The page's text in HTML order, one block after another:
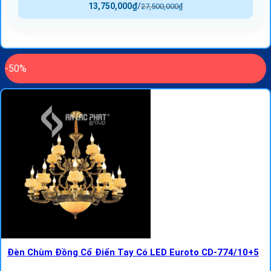
27,500,000₫
/
13,750,000₫
-50%
Đèn Chùm Đồng Cổ Điển Tay Có LED Euroto CD-774/10+5